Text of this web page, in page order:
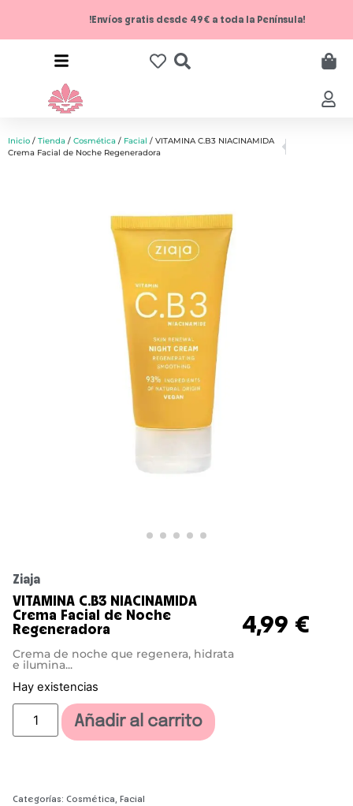
!Envíos gratis desde 49€ a toda la Península!
Inicio / Tienda / Cosmética / Facial / VITAMINA C.B3 NIACINAMIDA
Crema Facial de Noche Regeneradora
Ziaja
VITAMINA C.B3 NIACINAMIDA
Crema Facial de Noche
Regeneradora
Crema de noche que regenera, hidrata
e ilumina...
4,99 €
Hay existencias
Añadir al carrito
Categorías: Cosmética Facial